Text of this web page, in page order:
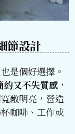
節設計
是個好選擇。
約又不失質感 ，
敞明亮，營造
咖啡、工作或